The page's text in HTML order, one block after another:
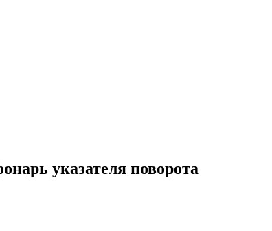
указателя поворота